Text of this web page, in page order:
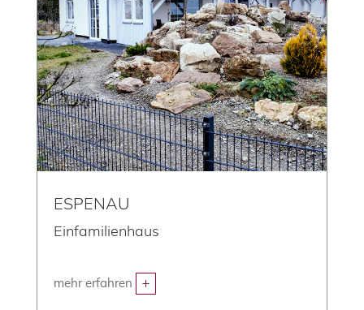
ESPENAU
Einfamilienhaus
mehr erfahren